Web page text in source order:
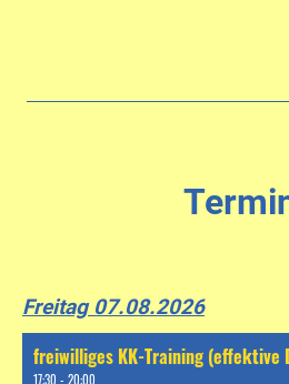
Freitag 07.08.2026
17:30 - 20:00